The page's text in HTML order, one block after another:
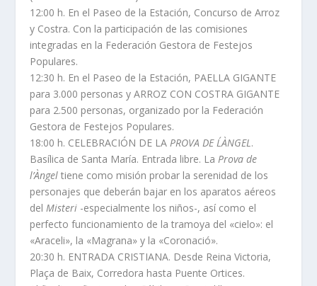
12:00 h. En el Paseo de la Estación, Concurso de Arroz
y Costra. Con la participación de las comisiones
integradas en la Federación Gestora de Festejos
Populares.
12:30 h. En el Paseo de la Estación, PAELLA GIGANTE
para 3.000 personas y ARROZ CON COSTRA GIGANTE
para 2.500 personas, organizado por la Federación
Gestora de Festejos Populares.
18:00 h. CELEBRACIÓN DE LAPROVA DE L´ÀNGEL.
Basílica de Santa María. Entrada libre. LaProva de
l’Àngel tiene como misión probar la serenidad de los
personajes que deberán bajar en los aparatos aéreos
delMisteri -especialmente los niños-, así como el
perfecto funcionamiento de la tramoya del «cielo»: el
«Araceli», la «Magrana» y la «Coronació».
20:30 h. ENTRADA CRISTIANA. Desde Reina Victoria,
Plaça de Baix, Corredora hasta Puente Ortices.